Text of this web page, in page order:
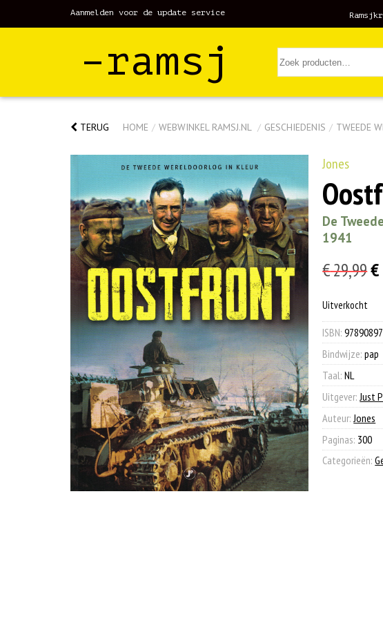
Aanmelden voor de update service
–ramsj
TERUG HOME / WEBWINKEL RAMSJ.NL / GESCHIEDENIS / TWEEDE
Jones
De
1941
€29,99
€
€
Uitverkocht
ISBN:
Bindwijze:pap
Taal:NL
Uitgever:Just
Auteur:Jones
Paginas: 300
Categorieën: